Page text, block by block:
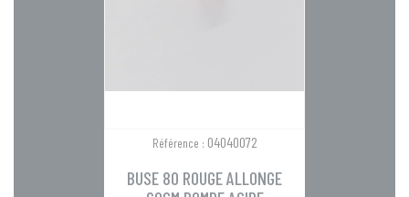
Référence : 04040072
BUSE 80 ROUGE ALLONGE